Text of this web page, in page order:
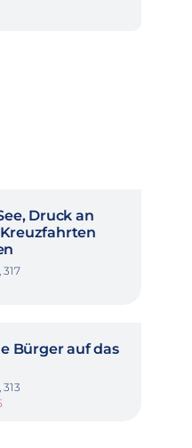
Druck an
Bürger auf das